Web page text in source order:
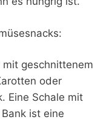
geschnittenem
oder
Eine Schale mit
ist eine